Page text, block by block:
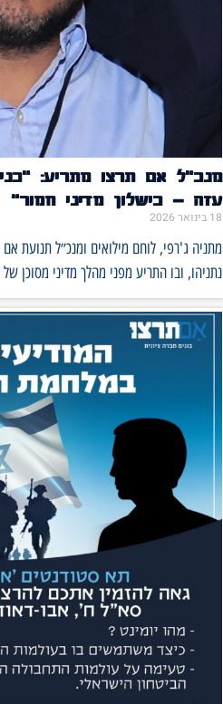
מנכ״ל אם תרצו מתריע:
עזה – כישלון מדיני חמור״
18 בינואר 2026
מתניה ג'רפי, לוחם מילואים ומנכ״ל תנועת
נתניהו, ובו התריע מפני מהלך מדיני מסוכן